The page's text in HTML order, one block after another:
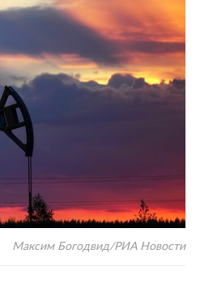
Максим Богодвид/РИА Новости